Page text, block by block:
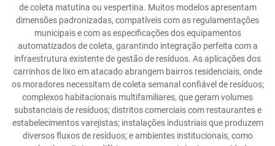
de coleta matutina ou vespertina. Muitos modelos apresentam
dimensões padronizadas, compatíveis com as regulamentações
municipais e com as especificações dos equipamentos
automatizados de coleta, garantindo integração perfeita com a
infraestrutura existente de gestão de resíduos. As aplicações dos
carrinhos de lixo em atacado abrangem bairros residenciais, onde
os moradores necessitam de coleta semanal confiável de resíduos;
complexos habitacionais multifamiliares, que geram volumes
substanciais de resíduos; distritos comerciais com restaurantes e
estabelecimentos varejistas; instalações industriais que produzem
diversos fluxos de resíduos; e ambientes institucionais, como